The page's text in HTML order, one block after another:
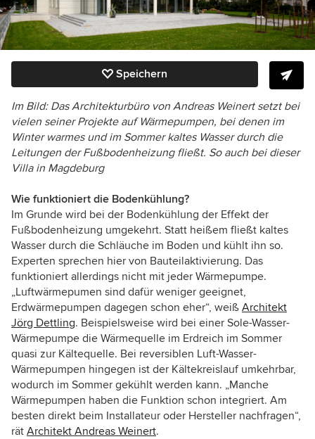
Speichern
Im Bild: Das Architekturbüro von Andreas Weinert setzt bei
vielen seiner Projekte auf Wärmepumpen, bei denen im
Winter warmes und im Sommer kaltes Wasser durch die
Leitungen der Fußbodenheizung fließt. So auch bei dieser
Villa in Magdeburg
Wie funktioniert die Bodenkühlung?
Im Grunde wird bei der Bodenkühlung der Effekt der
Fußbodenheizung umgekehrt. Statt heißem fließt kaltes
Wasser durch die Schläuche im Boden und kühlt ihn so.
Experten sprechen hier von Bauteilaktivierung. Das
funktioniert allerdings nicht mit jeder Wärmepumpe.
„Luftwärmepumen sind dafür weniger geeignet,
Erdwärmepumpen dagegen schon eher“, weiß Architekt
Jörg Dettling. Beispielsweise wird bei einer Sole-Wasser-
Wärmepumpe die Wärmequelle im Erdreich im Sommer
quasi zur Kältequelle. Bei reversiblen Luft-Wasser-
Wärmepumpen hingegen ist der Kältekreislauf umkehrbar,
wodurch im Sommer gekühlt werden kann. „Manche
Wärmepumpen haben die Funktion schon integriert. Am
besten direkt beim Installateur oder Hersteller nachfragen“,
rät Architekt Andreas Weinert.